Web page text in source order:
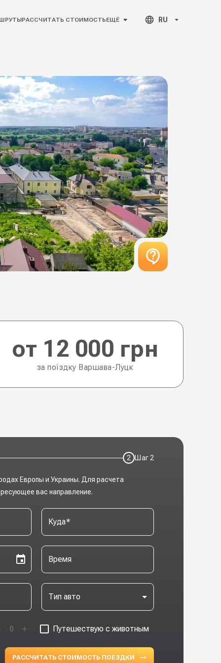
РАССЧИТАТЬ СТОИМОСТЬЕЩЁ RU
за поїздку Варшава-Луцк
от 12 000 грн
2 Шаг2
Европы и Украины. Для расчета
вас направление.
Куда*
Время
Тип авто
0 Путешествую с животным
РАССЧИТАТЬ СТОИМОСТЬ ПОЕЗДКИ